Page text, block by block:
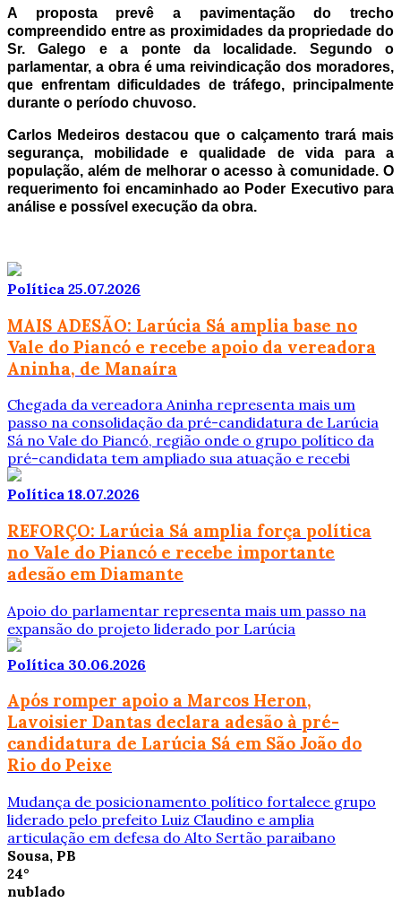
A proposta prevê a pavimentação do trecho
compreendido entre as proximidades da propriedade do
Sr. Galego e a ponte da localidade. Segundo o
parlamentar, a obra é uma reivindicação dos moradores,
que enfrentam dificuldades de tráfego, principalmente
durante o período chuvoso.
Carlos Medeiros destacou que o calçamento trará mais
segurança, mobilidade e qualidade de vida para a
população, além de melhorar o acesso à comunidade. O
requerimento foi encaminhado ao Poder Executivo para
análise e possível execução da obra.
Política 25.07.2026
MAIS ADESÃO: Larúcia Sá amplia base no
Vale do Piancó e recebe apoio da vereadora
Aninha, de Manaíra
Chegada da vereadora Aninha representa mais um
passo na consolidação da pré-candidatura de Larúcia
Sá no Vale do Piancó, região onde o grupo político da
pré-candidata tem ampliado sua atuação e recebi
Política 18.07.2026
REFORÇO: Larúcia Sá amplia força política
no Vale do Piancó e recebe importante
adesão em Diamante
Apoio do parlamentar representa mais um passo na
expansão do projeto liderado por Larúcia
Política 30.06.2026
Após romper apoio a Marcos Heron,
Lavoisier Dantas declara adesão à pré-
candidatura de Larúcia Sá em São João do
Rio do Peixe
Mudança de posicionamento político fortalece grupo
liderado pelo prefeito Luiz Claudino e amplia
articulação em defesa do Alto Sertão paraibano
Sousa, PB
24°
nublado